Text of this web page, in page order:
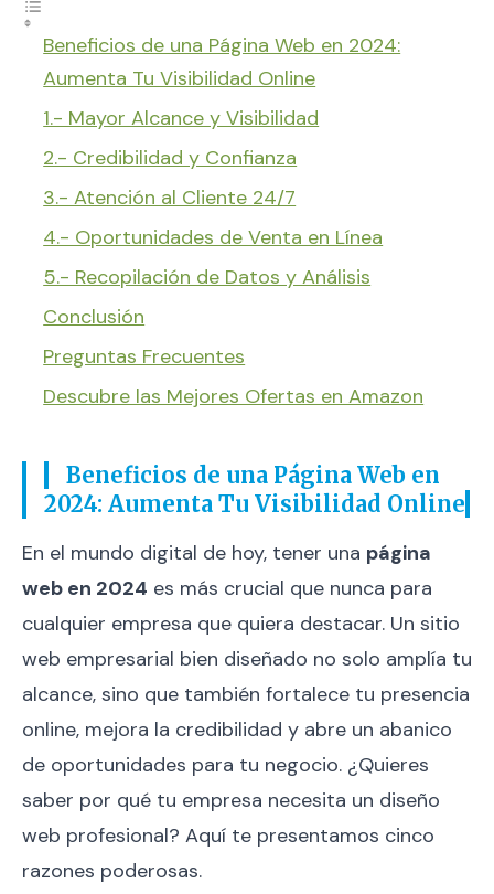
Beneficios de una Página Web en 2024:
Aumenta Tu Visibilidad Online
1.- Mayor Alcance y Visibilidad
2.- Credibilidad y Confianza
3.- Atención al Cliente 24/7
4.- Oportunidades de Venta en Línea
5.- Recopilación de Datos y Análisis
Conclusión
Preguntas Frecuentes
Descubre las Mejores Ofertas en Amazon
Beneficios de una Página Web en
2024: Aumenta Tu Visibilidad Online
En el mundo digital de hoy, tener una página
web en 2024 es más crucial que nunca para
cualquier empresa que quiera destacar. Un sitio
web empresarial bien diseñado no solo amplía tu
alcance, sino que también fortalece tu presencia
online, mejora la credibilidad y abre un abanico
de oportunidades para tu negocio. ¿Quieres
saber por qué tu empresa necesita un diseño
web profesional? Aquí te presentamos cinco
razones poderosas.